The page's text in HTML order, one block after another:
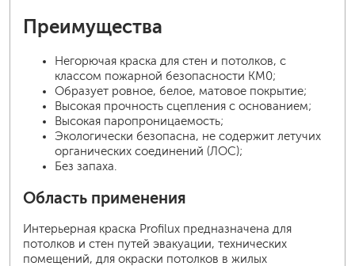
Преимущества
Негорючая краска для стен и потолков, с
классом пожарной безопасности КМ0;
Образует ровное, белое, матовое покрытие;
Высокая прочность сцепления с основанием;
Высокая паропроницаемость;
Экологически безопасна, не содержит летучих
органических соединений (ЛОС);
Без запаха.
Область применения
Интерьерная краска Profilux предназначена для
потолков и стен путей эвакуации, технических
помещений, для окраски потолков в жилых